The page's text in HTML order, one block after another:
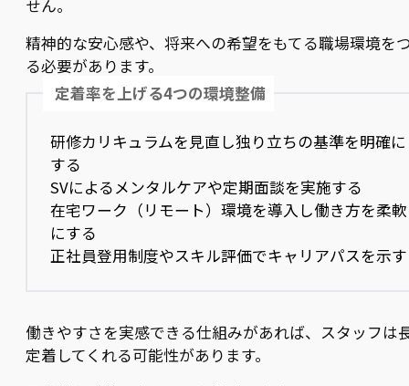
せん。
精神的な安心感や、将来への希望をもてる職場環境を
る必要があります。
定着率を上げる4つの環境整備
研修カリキュラムを見直し独り立ちの基準を明確に
する
SVによるメンタルケアや定期面談を実施する
在宅ワーク（リモート）環境を導入し働き方を柔軟
にする
正社員登用制度やスキル評価でキャリアパスを示す
働きやすさを実感できる仕組みがあれば、スタッフは
定着してくれる可能性があります。